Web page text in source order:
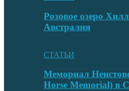
Розовое озеро
Австралия
СТАТЬИ
Мемориал
Horse Memorial) в